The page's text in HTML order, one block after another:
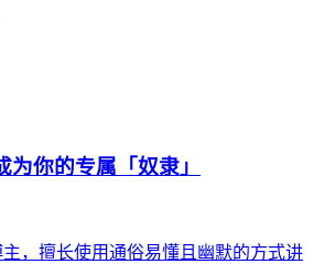
你的专属「奴隶」
主，擅长使用通俗易懂且幽默的方式讲